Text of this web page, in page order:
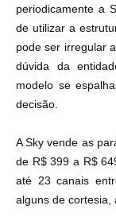
periodicamente a
de utilizar a
pode ser irregular
dúvida da
modelo se
decisão.
A Sky vende as
de R$ 399 a R$
até 23 canais
alguns de cortesia,